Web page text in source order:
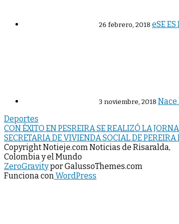
26 febrero, 2018 eSE
3 noviembre, 2018
Deportes
Navegación
de
entradas
CON ÉXITO EN PESREIRA SE REALIZÓ LA
SECRETARIA DE VIVIENDA SOCIAL DE
Copyright Notieje.com Noticias de Risaralda,
Colombia y el Mundo
ZeroGravitypor GalussoThemes.com
Funciona conWordPress